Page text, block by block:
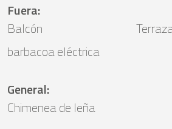
Fuera:
Balcón
barbacoa eléctrica
General:
Chimenea de leña